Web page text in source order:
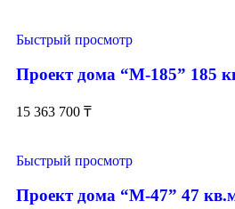
Быстрый просмотр
Проект дома “М-185” 185
15 363 700 ₸
Быстрый просмотр
Проект дома “М-47” 47